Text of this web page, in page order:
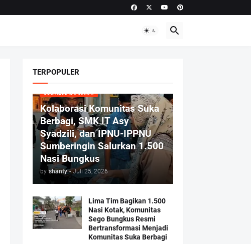
TERPOPULER
SOSIAL MASYARAKAT
Kolaborasi Komunitas Suka
Berbagi, SMK IT Asy
Syadzili, dan IPNU-IPPNU
Sumberingin Salurkan 1.500
Nasi Bungkus
by shanty - Juli 25, 2026
Lima Tim Bagikan 1.500
Nasi Kotak, Komunitas
Sego Bungkus Resmi
Bertransformasi Menjadi
Komunitas Suka Berbagi